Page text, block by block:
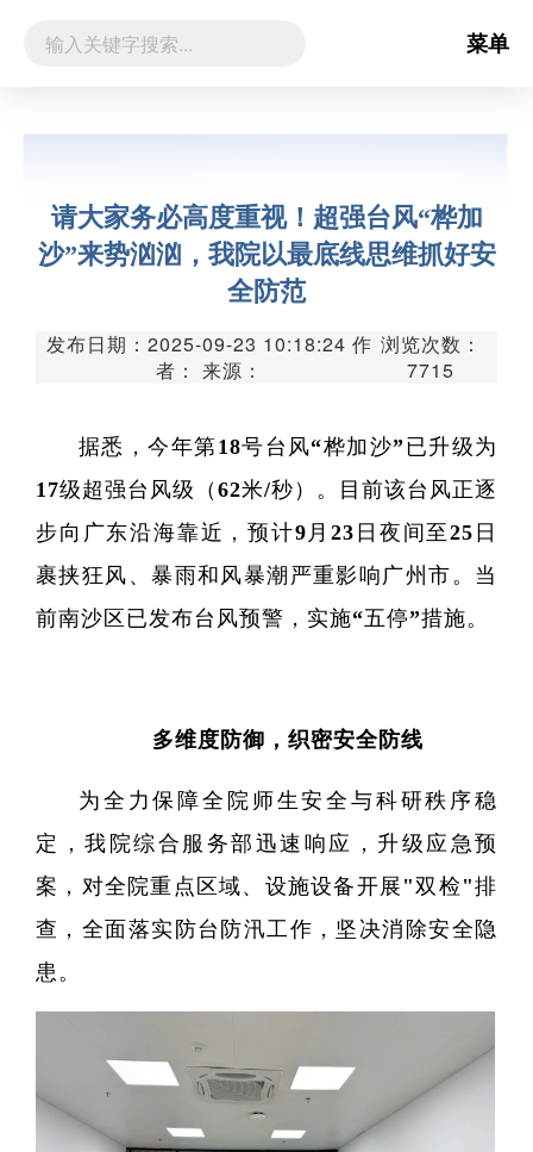
菜单
请大家务必高度重视！超强台风“桦加
沙”来势汹汹，我院以最底线思维抓好安
全防范
发布日期：2025-09-23 10:18:24 作
者： 来源：
浏览次数：
7715
据悉，今年第18号台风“桦加沙”已升级为
17级超强台风级（62米/秒）。目前该台风正逐
步向广东沿海靠近，预计9月23日夜间至25日
裹挟狂风、暴雨和风暴潮严重影响广州市。当
前南沙区已发布台风预警，实施“五停”措施。
多维度防御，织密安全防线
为全力保障全院师生安全与科研秩序稳
定，我院综合服务部迅速响应，升级应急预
案，对全院重点区域、设施设备开展"双检"排
查，全面落实防台防汛工作，坚决消除安全隐
患。